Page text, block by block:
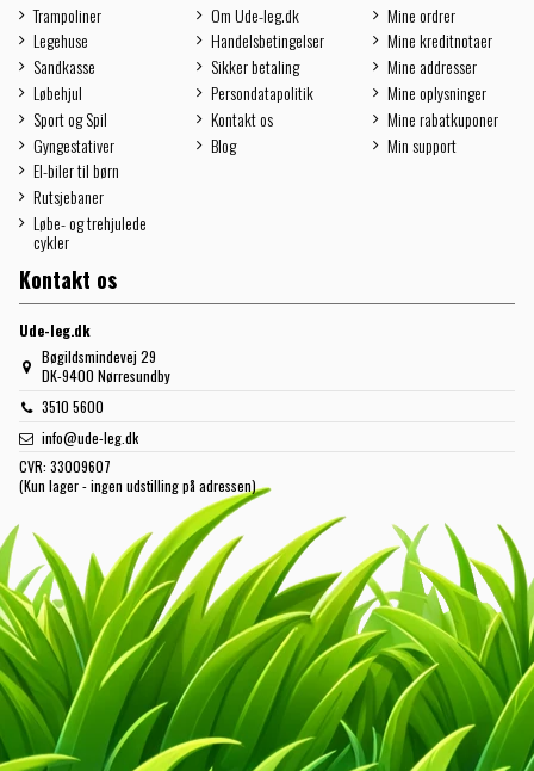
Trampoliner
Legehuse
Sandkasse
Løbehjul
Sport og Spil
Gyngestativer
El-biler til børn
Rutsjebaner
Løbe- og trehjulede
cykler
Om Ude-leg.dk
Handelsbetingelser
Sikker betaling
Persondatapolitik
Kontakt os
Blog
Mine ordrer
Mine kreditnotaer
Mine addresser
Mine oplysninger
Mine rabatkuponer
Min support
Kontakt os
Ude-leg.dk
Bøgildsmindevej 29
DK-9400 Nørresundby
3510 5600
info@ude-leg.dk
CVR: 33009607
(Kun lager - ingen udstilling på adressen)